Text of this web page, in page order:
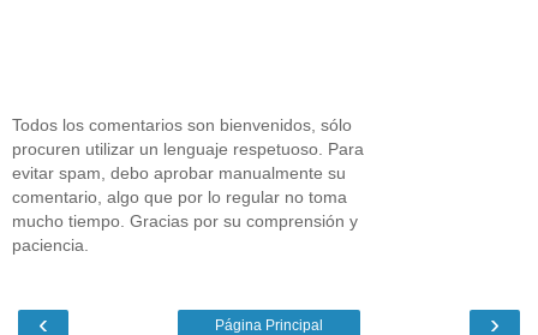
Todos los comentarios son bienvenidos, sólo
procuren utilizar un lenguaje respetuoso. Para
evitar spam, debo aprobar manualmente su
comentario, algo que por lo regular no toma
mucho tiempo. Gracias por su comprensión y
paciencia.
‹ ›
Página Principal